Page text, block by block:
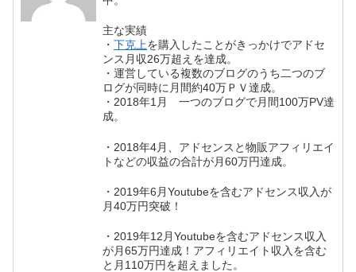
主な実績
・下克上を購入したことがきっかけでアドセ
ンス月収26万超えを達成。
・運営している複数のブログのうち二つのブ
ログが同時に月間約40万ＰＶ達成。
・2018年1月 一つのブログで月間100万PV達
成。
・2018年4月、アドセンスと物販アフィリエイ
トなどの収益の合計が月60万円達成。
・2019年6月Youtubeを含むアドセンス収入が
月40万円突破！
・2019年12月Youtubeを含むアドセンス収入
が月65万円達成！アフィリエイト収入を含む
と月110万円を超えました。